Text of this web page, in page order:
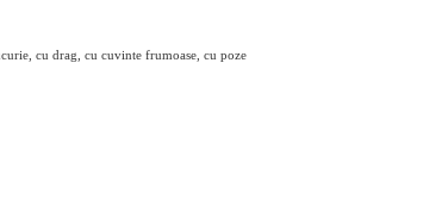
cu drag, cu cuvinte frumoase, cu poze